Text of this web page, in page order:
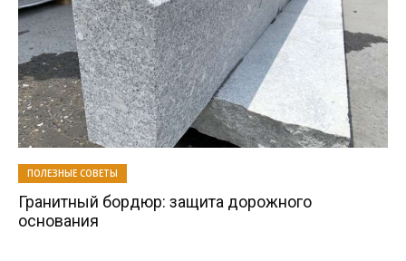
ПОЛЕЗНЫЕ СОВЕТЫ
Гранитный бордюр: защита дорожного
основания